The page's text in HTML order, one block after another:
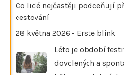
Co lidé nejčastěji podceňují
cestování
28 května 2026 - Erste blink
Léto je období
dovolených a